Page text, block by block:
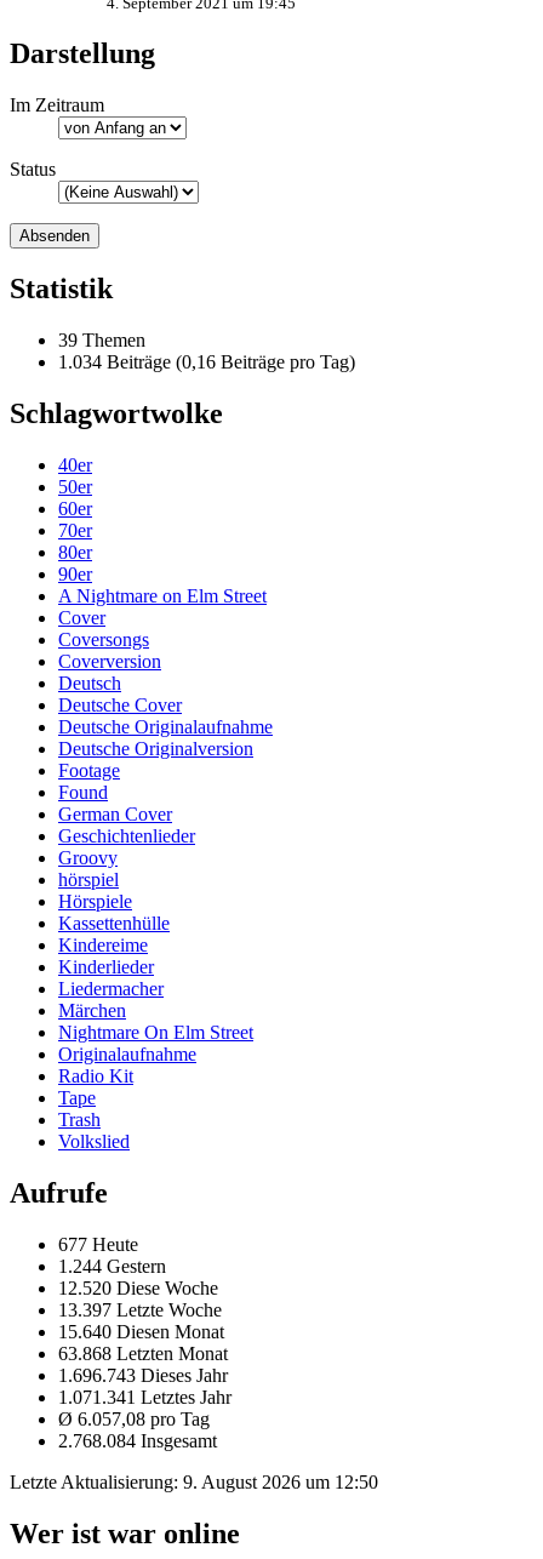
Darstellung
Im Zeitraum
Status
Statistik
39 Themen
1.034 Beiträge (0,16 Beiträge pro Tag)
Schlagwortwolke
40er
50er
60er
70er
80er
90er
A Nightmare on Elm Street
Cover
Coversongs
Coverversion
Deutsch
Deutsche Cover
Deutsche Originalaufnahme
Deutsche Originalversion
Footage
Found
German Cover
Geschichtenlieder
Groovy
hörspiel
Hörspiele
Kassettenhülle
Kindereime
Kinderlieder
Liedermacher
Märchen
Nightmare On Elm Street
Originalaufnahme
Radio Kit
Tape
Trash
Volkslied
Aufrufe
677 Heute
1.244 Gestern
12.520 Diese Woche
13.397 Letzte Woche
15.640 Diesen Monat
63.868 Letzten Monat
1.696.743 Dieses Jahr
1.071.341 Letztes Jahr
Ø 6.057,08 pro Tag
2.768.084 Insgesamt
Letzte Aktualisierung: 9. August 2026 um 12:50
Wer ist war online